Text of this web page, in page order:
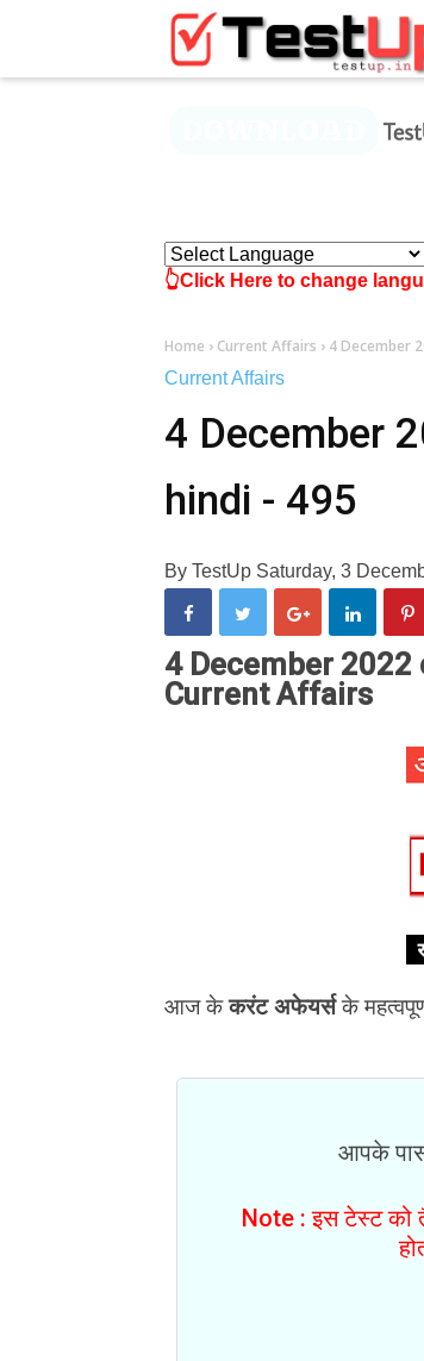
👆Click Here to change
Home › Current Affairs › 4 December
Current Affairs
4 December
hindi - 495
By TestUp Saturday, 3
4 December
Current Affairs
आज केकरंट अफेयर्सके
आपके
Note : इस टेस्ट को